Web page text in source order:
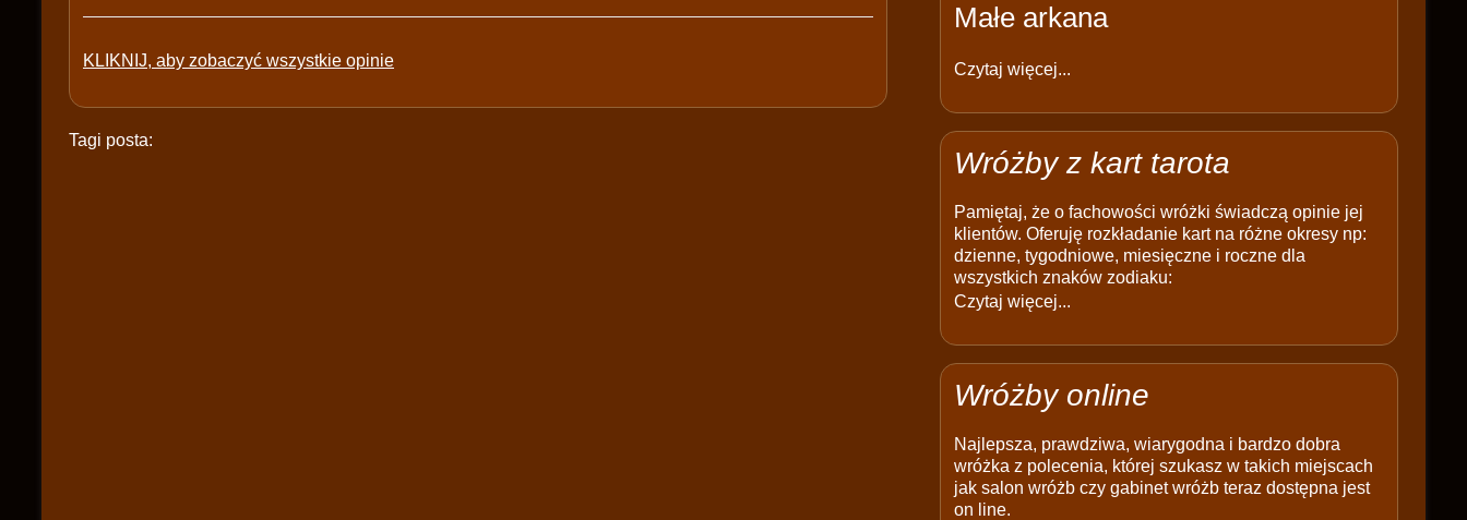
KLIKNIJ, aby zobaczyć wszystkie opinie
Tagi posta:
Małe arkana
Czytaj więcej...
Wróżby z kart tarota
Pamiętaj, że o fachowości wróżki świadczą opinie jej
klientów. Oferuję rozkładanie kart na różne okresy np:
dzienne, tygodniowe, miesięczne i roczne dla
wszystkich znaków zodiaku:
Czytaj więcej...
Wróżby online
Najlepsza, prawdziwa, wiarygodna i bardzo dobra
wróżka z polecenia, której szukasz w takich miejscach
jak salon wróżb czy gabinet wróżb teraz dostępna jest
on line.